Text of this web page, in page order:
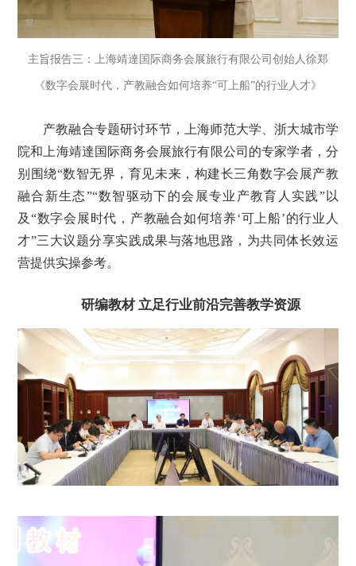
主旨报告三：上海靖達国际商务会展旅行有限公司创始人徐郑
《数字会展时代，产教融合如何培养“可上船”的行业人才》
产教融合专题研讨环节，上海师范大学、浙大城市学
院和上海靖達国际商务会展旅行有限公司的专家学者，分
别围绕“数智无界，育见未来，构建长三角数字会展产教
融合新生态”“数智驱动下的会展专业产教育人实践”以
及“数字会展时代，产教融合如何培养‘可上船’的行业人
才”三大议题分享实践成果与落地思路，为共同体长效运
营提供实操参考。
研编教材立足行业前沿完善教学资源